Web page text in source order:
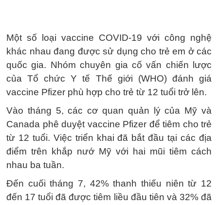
Một số loại vaccine COVID-19 với công nghệ
khác nhau đang được sử dụng cho trẻ em ở các
quốc gia. Nhóm chuyên gia cố vấn chiến lược
của Tổ chức Y tế Thế giới (WHO) đánh giá
vaccine Pfizer phù hợp cho trẻ từ 12 tuổi trở lên.
Vào tháng 5, các cơ quan quản lý của Mỹ và
Canada phê duyệt vaccine Pfizer để tiêm cho trẻ
từ 12 tuổi. Việc triển khai đã bắt đầu tại các địa
điểm trên khắp nướ Mỹ với hai mũi tiêm cách
nhau ba tuần.
Đến cuối tháng 7, 42% thanh thiếu niên từ 12
đến 17 tuổi đã được tiêm liều đầu tiên và 32% đã